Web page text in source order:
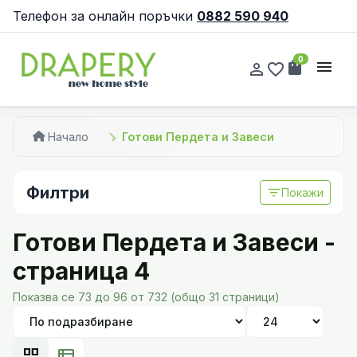
Телефон за онлайн поръчки 0882 590 940
person_outline favorite_border shopping_bag
0 menu
Начало Готови Пердета и Завеси
Филтри filter_listПокажи
Готови Пердета и Завеси -
страница 4
Показва се 73 до 96 от 732 (общо 31 страници)